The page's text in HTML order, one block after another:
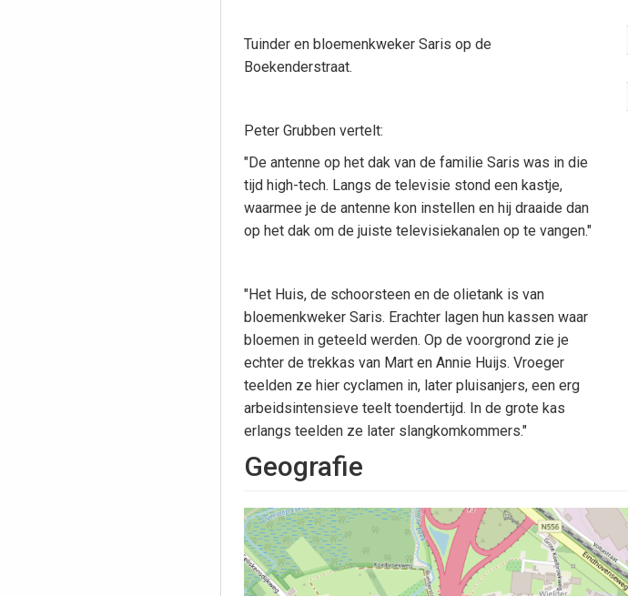
Tuinder en bloemenkweker Saris op de
Boekenderstraat.
Peter Grubben vertelt:
"De antenne op het dak van de familie Saris was in die
tijd high-tech. Langs de televisie stond een kastje,
waarmee je de antenne kon instellen en hij draaide dan
op het dak om de juiste televisiekanalen op te vangen."
"Het Huis, de schoorsteen en de olietank is van
bloemenkweker Saris. Erachter lagen hun kassen waar
bloemen in geteeld werden. Op de voorgrond zie je
echter de trekkas van Mart en Annie Huijs. Vroeger
teelden ze hier cyclamen in, later pluisanjers, een erg
arbeidsintensieve teelt toendertijd. In de grote kas
erlangs teelden ze later slangkomkommers."
Geografie